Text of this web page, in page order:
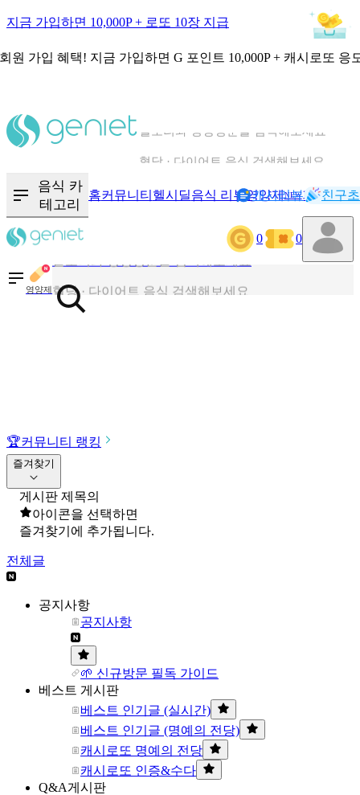
지금 가입하면 10,000P + 로또 10장 지급
원 가입 혜택! 지금 가입하면 G 포인트 10,000P + 캐시로또 응
음식 카
테고리
홈커뮤니티 헬시딜음식 리뷰영양제NEW기록
캐시리뷰 친구
0 0
영양제
칼로리와 영양성분을 검색해보세요
음식 · 영양제 리뷰를 찾아보세요
🏆커뮤니티 랭킹
즐겨찾기
게시판 제목의
아이콘을 선택하면
즐겨찾기에 추가됩니다.
전체글
공지사항
공지사항
🌱 신규방문 필독 가이드
베스트 게시판
베스트 인기글 (실시간)
베스트 인기글 (명예의 전당)
캐시로또 명예의 전당
캐시로또 인증&수다
Q&A게시판